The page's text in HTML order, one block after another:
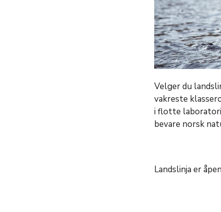
Velger du
vakreste
i flotte
bevare norsk
Landslinja er